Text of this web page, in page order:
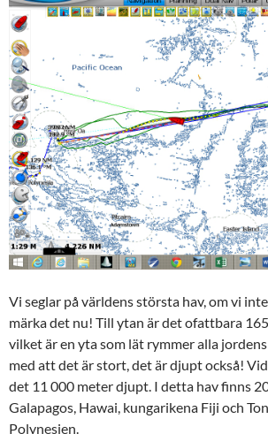
Vi seglar på världens största hav, om vi
märka det nu! Till ytan är det ofattbara
vilket är en yta som lät rymmer alla
med att det är stort, det är djupt också!
det 11 000 meter djupt. I detta hav finns
Galapagos, Hawai, kungarikena Fiji och
Polynesien.